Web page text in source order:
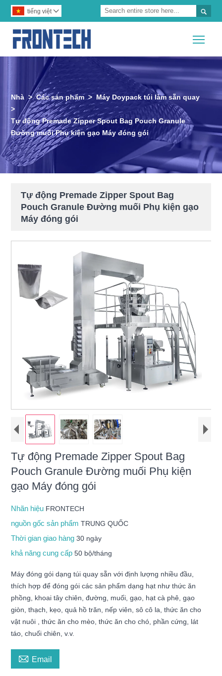

tiếng việt 
Nhà > Các sản phẩm > Máy Doypack túi làm sẵn quay
>
Tự động Premade Zipper Spout Bag Pouch Granule
Đường muối Phụ kiện gạo Máy đóng gói
Tự động Premade Zipper Spout Bag
Pouch Granule Đường muối Phụ kiện gạo
Máy đóng gói
Tự động Premade Zipper Spout Bag
Pouch Granule Đường muối Phụ kiện
gạo Máy đóng gói
Nhãn hiệu FRONTECH
nguồn gốc sản phẩmTRUNG QUỐC
Thời gian giao hàng30 ngày
khả năng cung cấp50 bộ/tháng
Máy đóng gói dạng túi quay sẵn với định lượng nhiều đầu,
thích hợp để đóng gói các sản phẩm dạng hạt như thức ăn
phồng, khoai tây chiên, đường, muối, gạo, hạt cà phê, gạo
giòn, thạch, kẹo, quả hồ trăn, nếp viên, sô cô la, thức ăn cho
vật nuôi , thức ăn cho mèo, thức ăn cho chó, phần cứng, lát
táo, chuối chiên, v.v.
 Email